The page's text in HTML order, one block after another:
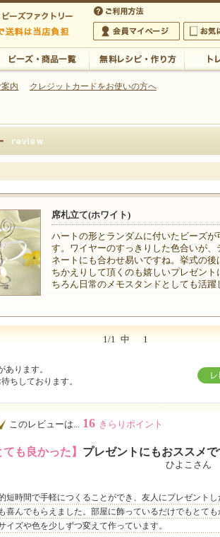
ーの専門店
上のご注文で送料は当店が負担いたします
会員マイページ
お気に入
内 クレジットカードをお使いの方へ
席札立て(ホワイト)
ハートの形とランダムに付いたビーズが
す。ワイヤーのすっきりした色合いが、
ネートにも合わせ易いですね。挙式の後
ちかえりして頂くのも嬉しいプレゼント
ちろん日常のメモスタンドとしても活躍
1/1 中 1
あります。
ちしております。
このレビューは... 16 きらりポイント
ても良かった】 プレゼントにもおススメで
ひよこさん
短時間で手軽につくることができ、友人にプレゼントし
喜んでもらえました。部屋に飾っているだけでもとて
イズや色を少しずつ変えて作っています。